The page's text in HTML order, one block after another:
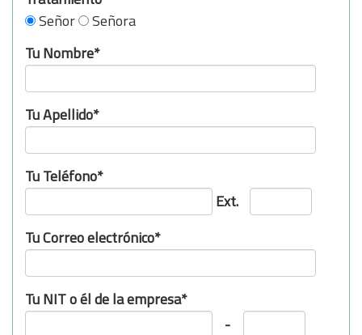
Señor
Señora
Tu Nombre*
Tu Apellido*
Tu Teléfono*
Ext.
Tu Correo electrónico*
Tu NIT o él de la empresa*
-